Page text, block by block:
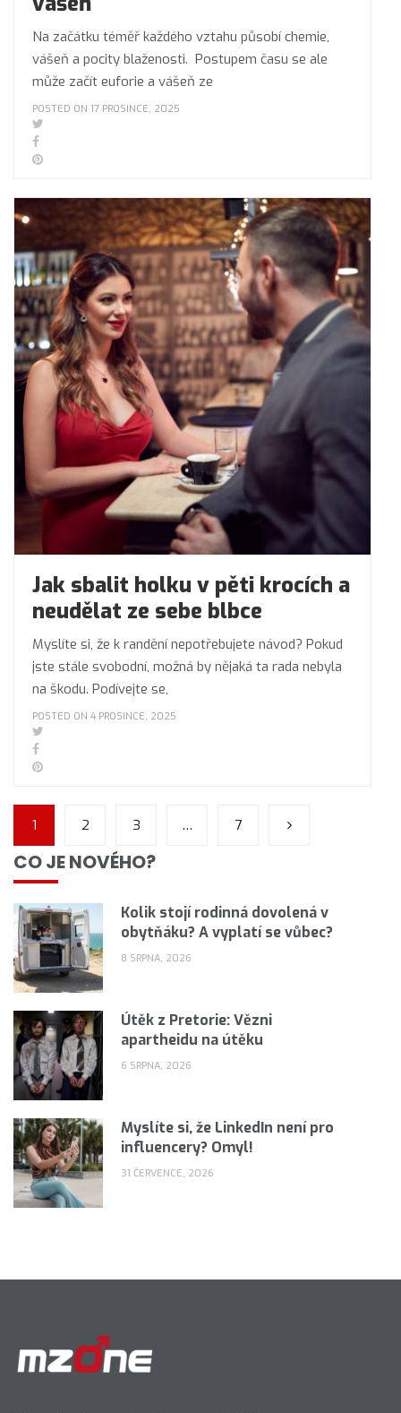
Na začátku téměř každého vztahu působí chemie,
vášeň a pocity blaženosti. Postupem času se ale
může začít euforie a vášeň ze
POSTED ON 17 PROSINCE, 2025
Jak sbalit holku v pěti krocích a
neudělat ze sebe blbce
Myslíte si, že k randění nepotřebujete návod? Pokud
jste stále svobodní, možná by nějaká ta rada nebyla
na škodu. Podívejte se,
POSTED ON 4 PROSINCE, 2025
1 2 3 … 7
CO JE NOVÉHO?
Kolik stojí rodinná dovolená v
obytňáku? A vyplatí se vůbec?
8 SRPNA, 2026
Útěk z Pretorie: Vězni
apartheidu na útěku
6 SRPNA, 2026
Myslíte si, že LinkedIn není pro
influencery? Omyl!
31 ČERVENCE, 2026